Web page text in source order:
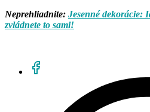
Neprehliadnite: Jesenné dekorácie:
zvládnete to sami!